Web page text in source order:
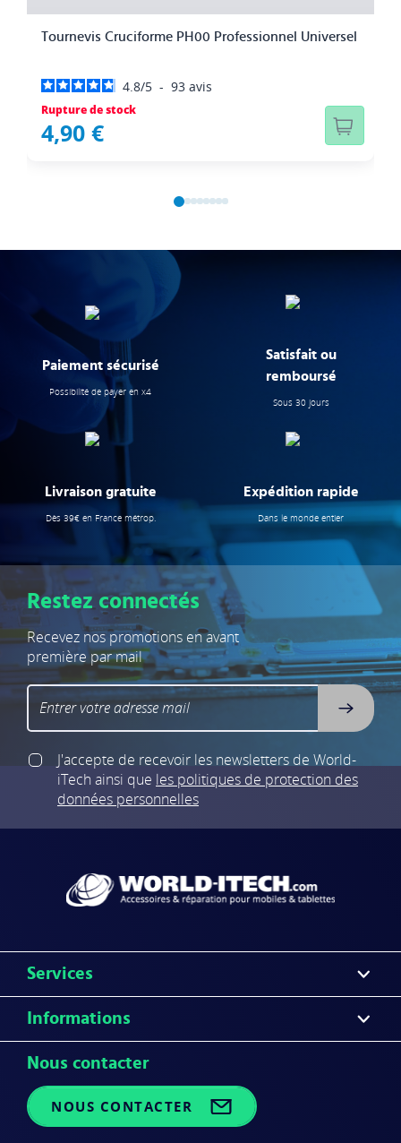
Tournevis Cruciforme PH00 Professionnel Universel
4.8/5 - 93 avis
Rupture de stock
4,90 €
12345678
Paiement sécurisé
Possibilité de payer en x4
Satisfait ou
remboursé
Sous 30 jours
Livraison gratuite
Dès 39€ en France métrop.
Expédition rapide
Dans le monde entier
Restez connectés
Recevez nos promotions en avant
première par mail
J'accepte de recevoir les newsletters de World-
iTech ainsi que les politiques de protection des
données personnelles
Services
Informations
Nous contacter
NOUS CONTACTER